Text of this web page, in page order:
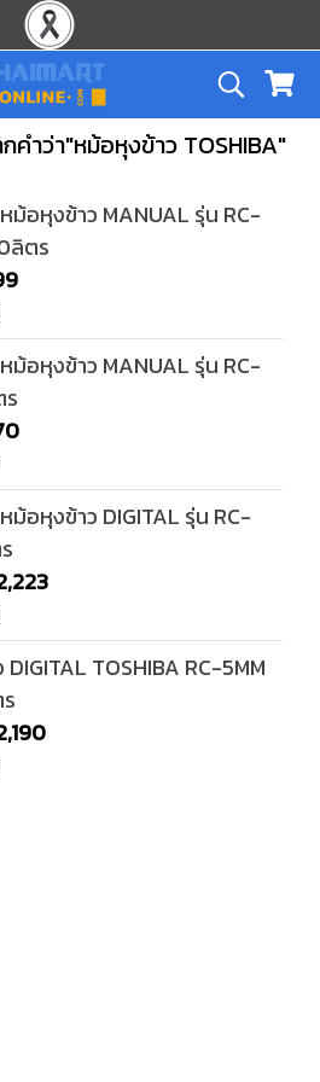
คำว่า"หม้อหุงข้าว TOSHIBA"
ม้อหุงข้าว MANUAL รุ่น RC-
ลิตร
ม้อหุงข้าว MANUAL รุ่น RC-
ร
ม้อหุงข้าว DIGITAL รุ่น RC-
TOSHIBA RC-5MM